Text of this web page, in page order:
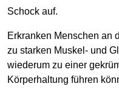
Schock auf.
Erkranken Menschen an
zu starken Muskel- und
wiederum zu einer
Körperhaltung führen